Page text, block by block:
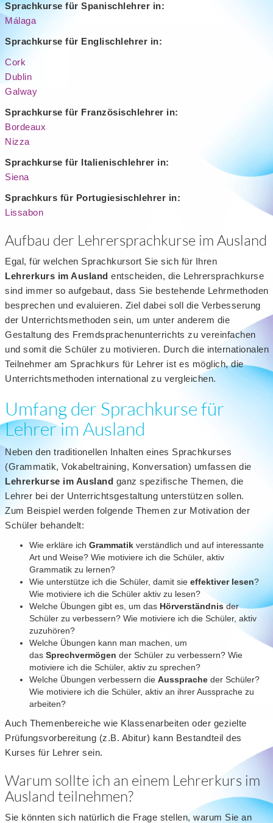
Sprachkurse für Spanischlehrer in:
Málaga
Sprachkurse für Englischlehrer in:
Cork
Dublin
Galway
Sprachkurse für Französischlehrer in:
Bordeaux
Nizza
Sprachkurse für Italienischlehrer in:
Siena
Sprachkurs für Portugiesischlehrer in:
Lissabon
Aufbau der Lehrersprachkurse im Ausland
Egal, für welchen Sprachkursort Sie sich für Ihren
Lehrerkurs im Ausland entscheiden, die Lehrersprachkurse
sind immer so aufgebaut, dass Sie bestehende Lehrmethoden
besprechen und evaluieren. Ziel dabei soll die Verbesserung
der Unterrichtsmethoden sein, um unter anderem die
Gestaltung des Fremdsprachenunterrichts zu vereinfachen
und somit die Schüler zu motivieren. Durch die internationalen
Teilnehmer am Sprachkurs für Lehrer ist es möglich, die
Unterrichtsmethoden international zu vergleichen.
Umfang der Sprachkurse für
Lehrer im Ausland
Neben den traditionellen Inhalten eines Sprachkurses
(Grammatik, Vokabeltraining, Konversation) umfassen die
Lehrerkurse im Ausland ganz spezifische Themen, die
Lehrer bei der Unterrichtsgestaltung unterstützen sollen.
Zum Beispiel werden folgende Themen zur Motivation der
Schüler behandelt:
Wie erkläre ich Grammatik verständlich und auf interessante
Art und Weise? Wie motiviere ich die Schüler, aktiv
Grammatik zu lernen?
Wie unterstütze ich die Schüler, damit sie effektiver lesen?
Wie motiviere ich die Schüler aktiv zu lesen?
Welche Übungen gibt es, um das Hörverständnisder
Schüler zu verbessern? Wie motiviere ich die Schüler, aktiv
zuzuhören?
Welche Übungen kann man machen, um
das Sprechvermögen der Schüler zu verbessern? Wie
motiviere ich die Schüler, aktiv zu sprechen?
Welche Übungen verbessern die Aussprache der Schüler?
Wie motiviere ich die Schüler, aktiv an ihrer Aussprache zu
arbeiten?
Auch Themenbereiche wie Klassenarbeiten oder gezielte
Prüfungsvorbereitung (z.B. Abitur) kann Bestandteil des
Kurses für Lehrer sein.
Warum sollte ich an einem Lehrerkurs im
Ausland teilnehmen?
Sie könnten sich natürlich die Frage stellen, warum Sie an